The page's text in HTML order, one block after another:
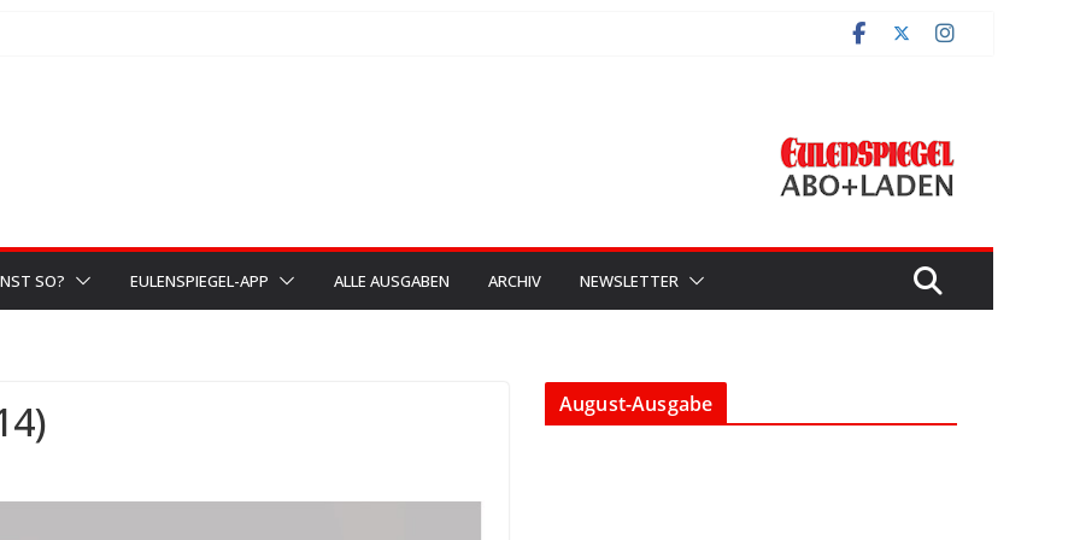
SO? EULENSPIEGEL-APP ALLE AUSGABEN ARCHIV NEWSLETTER
August-Ausgabe